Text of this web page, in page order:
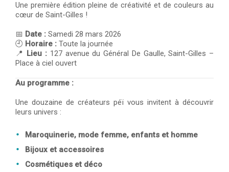
Une première édition pleine de créativité et de couleurs au
cœur de Saint-Gilles !
📅 Date : Samedi 28 mars 2026
🕘 Horaire : Toute la journée
📍 Lieu : 127 avenue du Général De Gaulle, Saint-Gilles –
Place à ciel ouvert
Au programme :
Une douzaine de créateurs péï vous invitent à découvrir
leurs univers :
Maroquinerie, mode femme, enfants et homme
Bijoux et accessoires
Cosmétiques et déco